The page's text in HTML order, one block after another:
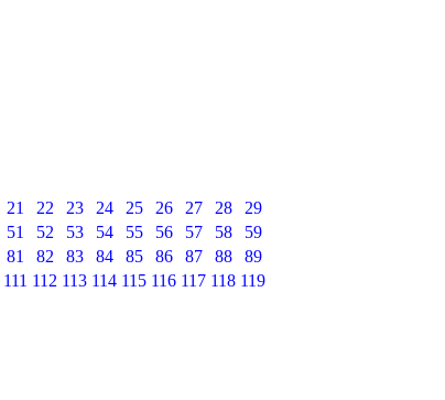
21 22 23 24 25 26 27 28
29
51 52 53 54 55 56 57 58
59
81 82 83 84 85 86 87 88
89
111 112 113 114 115 116 117 118 119